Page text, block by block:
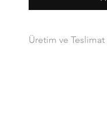
Üretim ve Teslimat